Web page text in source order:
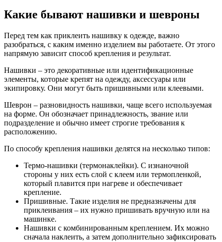
Какие бывают нашивки и шевроны
Перед тем как приклеить нашивку к одежде, важно
разобраться, с каким именно изделием вы работаете. От этого
напрямую зависит способ крепления и результат.
Нашивки – это декоративные или идентификационные
элементы, которые крепят на одежду, аксессуары или
экипировку. Они могут быть пришивными или клеевыми.
Шеврон – разновидность нашивки, чаще всего используемая
на форме. Он обозначает принадлежность, звание или
подразделение и обычно имеет строгие требования к
расположению.
По способу крепления нашивки делятся на несколько типов:
Термо-нашивки (термонаклейки). С изнаночной
стороны у них есть слой с клеем или термопленкой,
который плавится при нагреве и обеспечивает
крепление.
Пришивные. Такие изделия не предназначены для
приклеивания – их нужно пришивать вручную или на
машинке.
Нашивки с комбинированным креплением. Их можно
сначала наклеить, а затем дополнительно зафиксировать